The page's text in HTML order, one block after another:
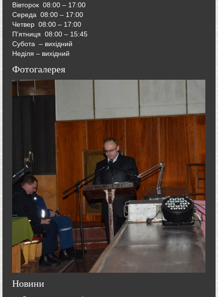
Вівторок 08:00 – 17:00
Середа 08:00 – 17:00
Четвер 08:00 – 17:00
П’ятниця 08:00 – 15:45
Субота – вихідний
Неділя – вихідний
Фотогалерея
Новини